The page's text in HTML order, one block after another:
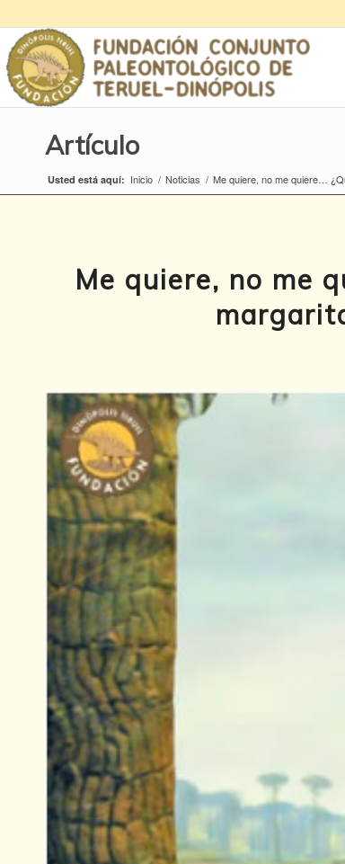
Artículo
Usted está aquí: Inicio / Noticias / Me quiere, no me quiere…
Me quiere, no me